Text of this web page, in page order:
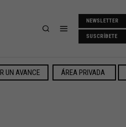
NEWSLETTER
SUSCRÍBETE
UN AVANCE ÁREA PRIVADA